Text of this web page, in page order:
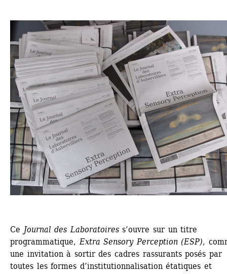
Ce Journal des Laboratoiress’ouvre sur un titre
programmatique, Extra Sensory Perception (ESP),
une invitation à sortir des cadres rassurants posés par
toutes les formes d’institutionnalisation étatiques et